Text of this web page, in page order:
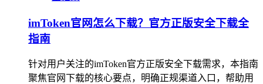
imToken官网怎么下载？官方正版安全下载全
指南
针对用户关注的imToken官方正版安全下载需求，本指南
聚焦官网下载的核心要点，明确正规渠道入口，帮助用